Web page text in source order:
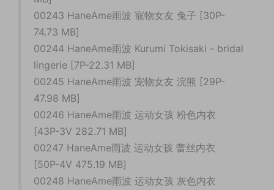
00243 HaneAme雨波 寵物女友 兔子 [30P-
74.73 MB]
00244 HaneAme雨波 Kurumi Tokisaki - bridal
lingerie [7P-22.31 MB]
00245 HaneAme雨波 宠物女友 浣熊 [29P-
47.98 MB]
00246 HaneAme雨波 运动女孩 粉色内衣
[43P-3V 282.71 MB]
00247 HaneAme雨波 运动女孩 蕾丝内衣
[50P-4V 475.19 MB]
00248 HaneAme雨波 运动女孩 灰色内衣